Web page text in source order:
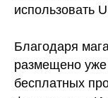
использовать
Благодаря
размещено
бесплатных